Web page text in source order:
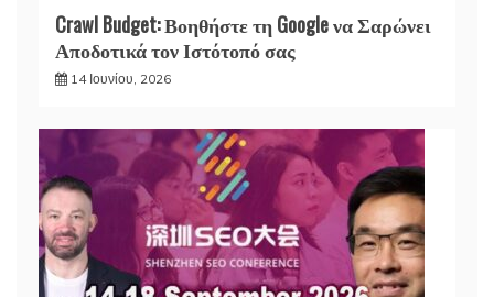
Crawl Budget: Βοηθήστε τη Google να Σαρώνει
Αποδοτικά τον Ιστότοπό σας
14 Ιουνίου, 2026